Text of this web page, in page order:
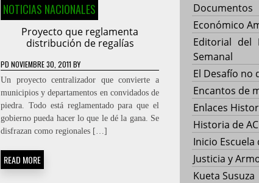
NOTICIAS NACIONALES
Proyecto que reglamenta
distribución de regalías
PD NOVIEMBRE 30, 2011 BY
Un proyecto centralizador que convierte a
municipios y departamentos en convidados de
piedra. Todo está reglamentado para que el
gobierno pueda hacer lo que le dé la gana. Se
disfrazan como regionales […]
READ MORE
Documentos
Económico
Editorial del
Semanal
El Desafío no
Encantos de
Enlaces
Historia de
Inicio
Justicia y
Kueta Susuza